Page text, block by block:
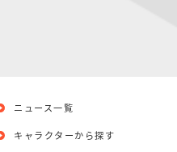
ニュース一覧
キャラクターから探す